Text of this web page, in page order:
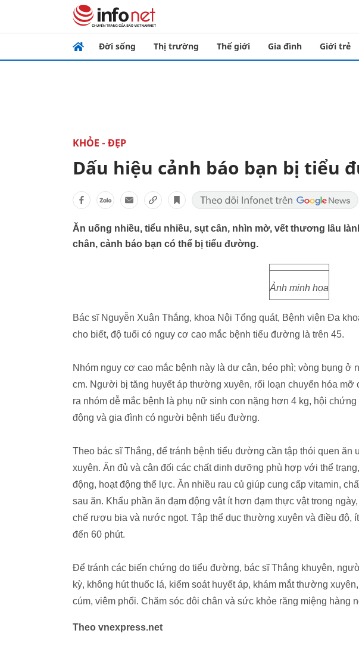
Đời sống Thị trường Thế giới Gia đình Giới trẻ
KHỎE - ĐẸP
Dấu hiệu cảnh báo bạn bị tiểu
Ăn uống nhiều, tiểu nhiều, sụt cân, nhìn mờ, vết thương lâu
chân, cảnh báo bạn có thể bị tiểu đường.
Ảnh minh họa
Bác sĩ Nguyễn Xuân Thắng, khoa Nội Tổng quát, Bệnh viện Đa
cho biết, độ tuổi có nguy cơ cao mắc bệnh tiểu đường là trên 45.
Nhóm nguy cơ cao mắc bệnh này là dư cân, béo phì; vòng bụng
cm. Người bị tăng huyết áp thường xuyên, rối loạn chuyển hóa
ra nhóm dễ mắc bệnh là phụ nữ sinh con nặng hơn 4 kg, hội
động và gia đình có người bệnh tiểu đường.
Theo bác sĩ Thắng, để tránh bệnh tiểu đường cần tập thói quen ăn
xuyên. Ăn đủ và cân đối các chất dinh dưỡng phù hợp với thể
động, hoạt động thể lực. Ăn nhiều rau củ giúp cung cấp vitamin,
sau ăn. Khẩu phần ăn đạm động vật ít hơn đạm thực vật trong
chế rượu bia và nước ngọt. Tập thể dục thường xuyên và điều độ,
đến 60 phút.
Để tránh các biến chứng do tiểu đường, bác sĩ Thắng khuyên,
kỳ, không hút thuốc lá, kiểm soát huyết áp, khám mắt thường
cúm, viêm phổi. Chăm sóc đôi chân và sức khỏe răng miệng hàng
Theo vnexpress.net